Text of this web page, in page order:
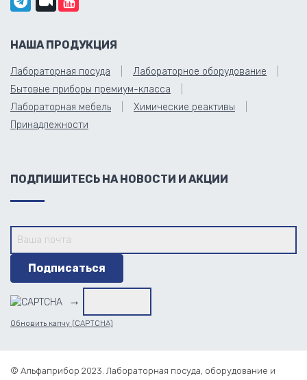
НАША ПРОДУКЦИЯ
Лабораторная посуда
Лабораторное оборудование
Бытовые приборы премиум-класса
Лабораторная мебель
Химические реактивы
Принадлежности
ПОДПИШИТЕСЬ НА НОВОСТИ И АКЦИИ
→
Обновить капчу (CAPTCHA)
© Альфаприбор 2023. Лабораторная посуда, оборудование и